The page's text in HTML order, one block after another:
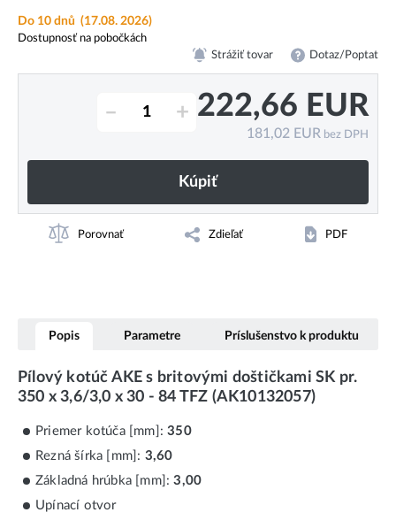
Do 10 dnů (17.08. 2026)
Dostupnosť na pobočkách
Strážiť tovar Dotaz/Poptat
– + 222,66 EUR
181,02 EUR bez DPH
Kúpiť
Porovnať Zdieľať PDF
Popis Parametre Príslušenstvo k produktu
Pílový kotúč AKE s britovými doštičkami SK pr.
350 x 3,6/3,0 x 30 - 84 TFZ (AK10132057)
Priemer kotúča [mm]:350
Rezná šírka [mm]: 3,60
Základná hrúbka [mm]:3,00
Upínací otvor